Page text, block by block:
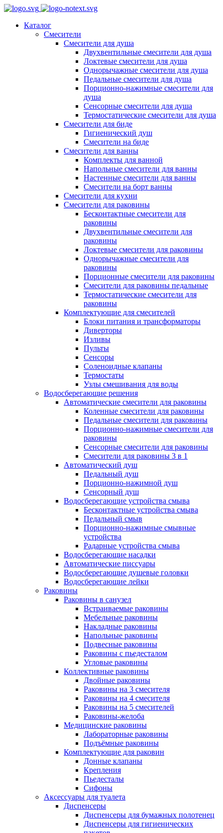
Каталог
Смесители
Смесители для душа
Двухвентильные смесители для душа
Локтевые смесители для душа
Однорычажные смесители для душа
Педальные смесители для душа
Порционно-нажимные смесители для
душа
Сенсорные смесители для душа
Термостатические смесители для душа
Смесители для биде
Гигиенический душ
Смесители на биде
Смесители для ванны
Комплекты для ванной
Напольные смесители для ванны
Настенные смесители для ванны
Смесители на борт ванны
Смесители для кухни
Смесители для раковины
Бесконтактные смесители для
раковины
Двухвентильные смесители для
раковины
Локтевые смесители для раковины
Однорычажные смесители для
раковины
Порционные смесители для раковины
Смесители для раковины педальные
Термостатические смесители для
раковины
Комплектующие для смесителей
Блоки питания и трансформаторы
Диверторы
Изливы
Пульты
Сенсоры
Соленоидные клапаны
Термостаты
Узлы смешивания для воды
Водосберегающие решения
Автоматические смесители для раковины
Коленные смесители для раковины
Педальные смесители для раковины
Порционно-нажимные смесители для
раковины
Сенсорные смесители для раковины
Смесители для раковины 3 в 1
Автоматический душ
Педальный душ
Порционно-нажимной душ
Сенсорный душ
Водосберегающие устройства смыва
Бесконтактные устройства смыва
Педальный смыв
Порционно-нажимные смывные
устройства
Радарные устройства смыва
Водосберегающие насадки
Автоматические писсуары
Водосберегающие душевые головки
Водосберегающие лейки
Раковины
Раковины в санузел
Встраиваемые раковины
Мебельные раковины
Накладные раковины
Напольные раковины
Подвесные раковины
Раковины с пьедесталом
Угловые раковины
Коллективные раковины
Двойные раковины
Раковины на 3 смесителя
Раковины на 4 смесителя
Раковины на 5 смесителей
Раковины-желоба
Медицинские раковины
Лабораторные раковины
Подъёмные раковины
Комплектующие для раковин
Донные клапаны
Крепления
Пьедесталы
Сифоны
Аксессуары для туалета
Диспенсеры
Диспенсеры для бумажных полотенец
Диспенсеры для гигиенических